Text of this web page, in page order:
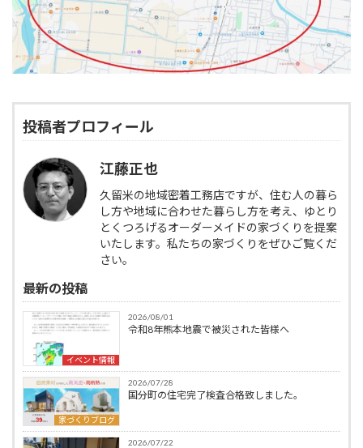
投稿者プロフィール
江藤正也
久留米の地域密着工務店ですが、住む人の暮ら
し方や地域に合わせた暮らし方を考え、ゆとり
とくつろげるオーダーメイドの家づくりを提案
いたします。私たちの家づくりをぜひご覧くだ
さい。
最新の投稿
イベント情報
2026/08/01
令和8年熊本地震で被災された皆様へ
家づくりブログ
2026/07/28
国分町の住宅完了検査合格致しました。
2026/07/22